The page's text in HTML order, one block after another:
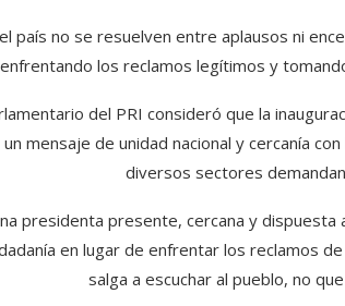
país no se resuelven entre aplausos ni
los reclamos legítimos y
del PRI consideró que la
mensaje de unidad nacional y cercanía
diversos sectores
presidenta presente, cercana y
en lugar de enfrentar los reclamos
salga a escuchar al pueblo, no